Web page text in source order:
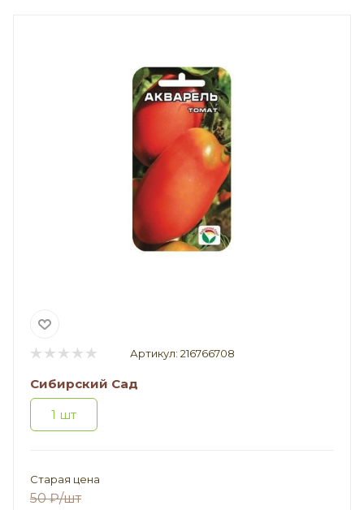
Артикул: 216766708
Сибирский Сад
1 шт
Старая цена
50₽/шт